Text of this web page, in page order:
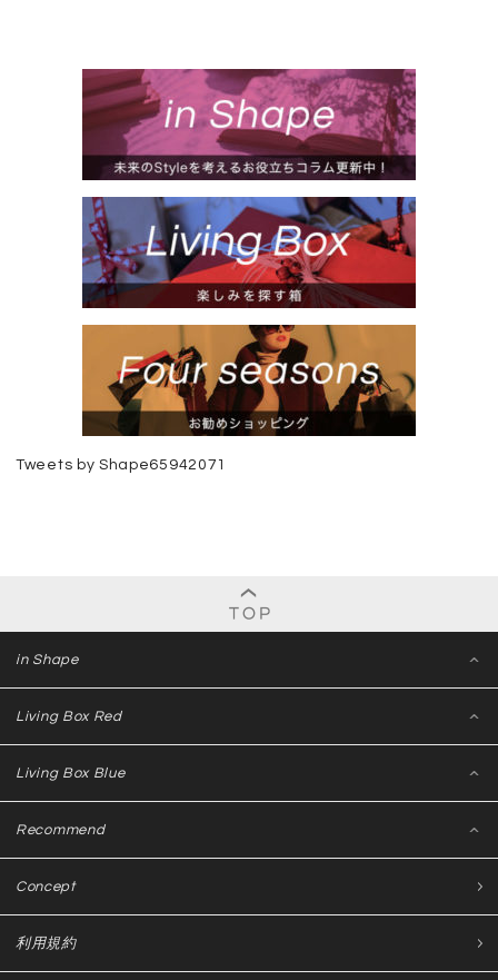
Tweets by Shape65942071
in Shape
Living Box Red
Living Box Blue
Recommend
Concept
利用規約